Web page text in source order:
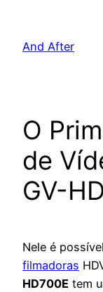
And After
O
de
GV-
Nele é
filmadoras
HD700E tem